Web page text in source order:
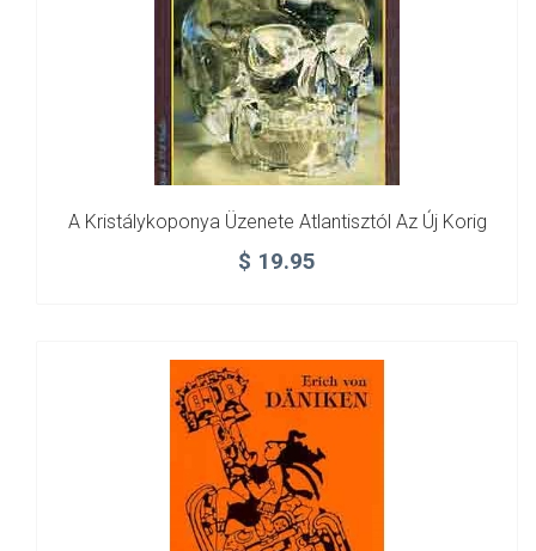
A Kristálykoponya Üzenete Atlantisztól Az Új Korig
$ 19.95